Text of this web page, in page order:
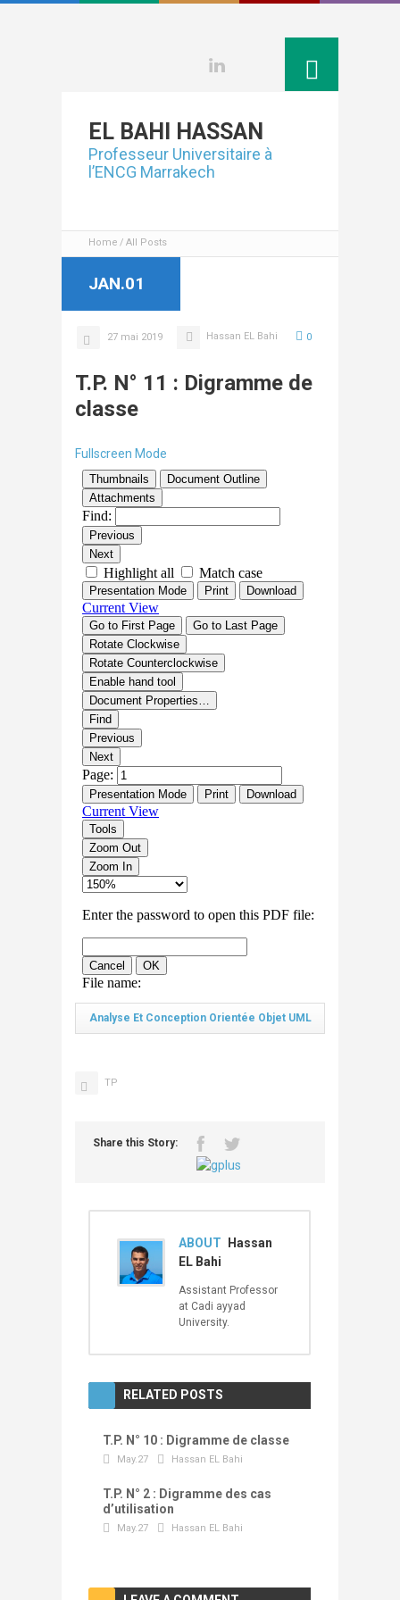
EL BAHI HASSAN
Professeur Universitaire à
l’ENCG Marrakech
Home All Posts
JAN.01
27 mai 2019 Hassan EL Bahi 0
T.P. N° 11 : Digramme de
classe
Fullscreen Mode
Analyse Et Conception Orientée Objet UML
TP
Share this Story:
ABOUT
Hassan
EL Bahi
Assistant Professor
at Cadi ayyad
University.
RELATED POSTS
T.P. N° 10 : Digramme de classe
May.27 Hassan EL Bahi
T.P. N° 2 : Digramme des cas
d’utilisation
May.27 Hassan EL Bahi